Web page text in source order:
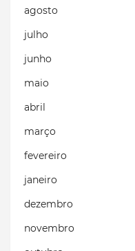
agosto
julho
junho
maio
abril
março
fevereiro
janeiro
dezembro
novembro